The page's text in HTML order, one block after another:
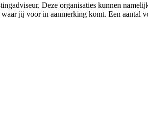
Deze organisaties kunnen
jij voor in aanmerking komt. Een aantal